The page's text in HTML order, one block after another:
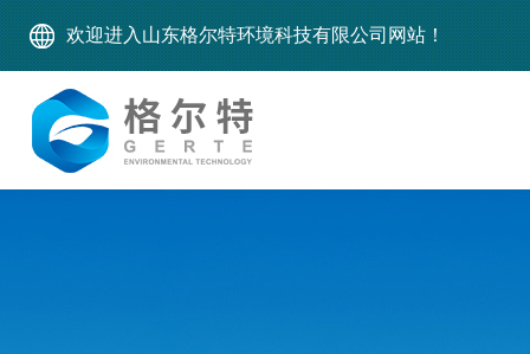
欢迎进入山东格尔特环境科技有限公司网站！